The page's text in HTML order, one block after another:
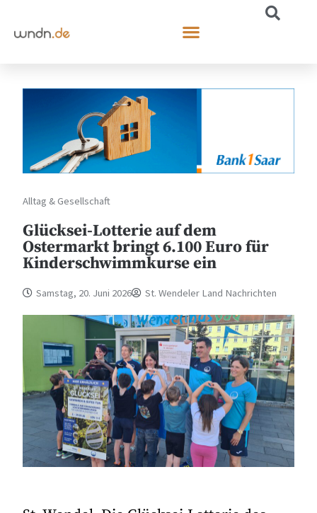
Alltag & Gesellschaft
Glücksei-Lotterie auf dem
Ostermarkt bringt 6.100 Euro für
Kinderschwimmkurse ein
Samstag, 20. Juni 2026 St. Wendeler Land Nachrichten